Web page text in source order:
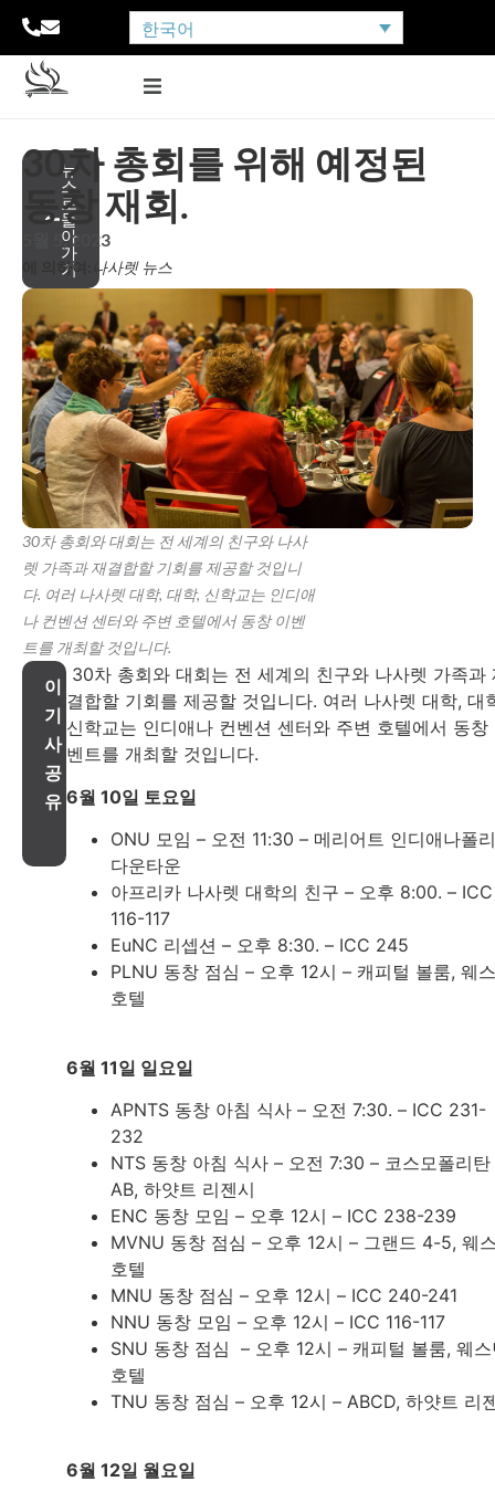
한국어
뉴
스
로
돌
아
가
기
30차 총회를 위해 예정된
동창 재회.
5월 5, 2023
에 의하여: 나사렛 뉴스
30차 총회와 대회는 전 세계의 친구와 나사
렛 가족과 재결합할 기회를 제공할 것입니
다. 여러 나사렛 대학, 대학, 신학교는 인디애
나 컨벤션 센터와 주변 호텔에서 동창 이벤
트를 개최할 것입니다.
이
기
사
공
유
30차 총회와 대회는 전 세계의 친구와 나사렛 가족과
결합할 기회를 제공할 것입니다. 여러 나사렛 대학, 대
신학교는 인디애나 컨벤션 센터와 주변 호텔에서 동창
벤트를 개최할 것입니다.
6월 10일 토요일
ONU 모임 – 오전 11:30 – 메리어트 인디애나폴
다운타운
아프리카 나사렛 대학의 친구 – 오후 8:00. – ICC
116-117
EuNC 리셉션 – 오후 8:30. – ICC 245
PLNU 동창 점심 – 오후 12시 – 캐피털 볼룸, 웨
호텔
6월 11일 일요일
APNTS 동창 아침 식사 – 오전 7:30. – ICC 231-
232
NTS 동창 아침 식사 – 오전 7:30 – 코스모폴리탄
AB, 하얏트 리젠시
ENC 동창 모임 – 오후 12시 – ICC 238-239
MVNU 동창 점심 – 오후 12시 – 그랜드 4-5, 웨
호텔
MNU 동창 점심 – 오후 12시 – ICC 240-241
NNU 동창 모임 – 오후 12시 – ICC 116-117
SNU 동창 점심 – 오후 12시 – 캐피털 볼룸, 웨
호텔
TNU 동창 점심 – 오후 12시 – ABCD, 하얏트 리
6월 12일 월요일